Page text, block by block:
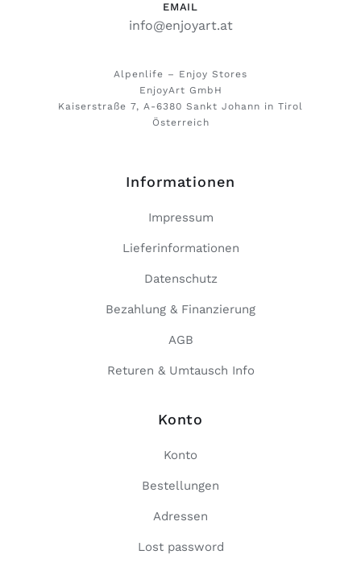
EMAIL
info@enjoyart.at
Alpenlife – Enjoy Stores
EnjoyArt GmbH
Kaiserstraße 7, A-6380 Sankt Johann in Tirol
Österreich
Informationen
Impressum
Lieferinformationen
Datenschutz
Bezahlung & Finanzierung
AGB
Returen & Umtausch Info
Konto
Konto
Bestellungen
Adressen
Lost password